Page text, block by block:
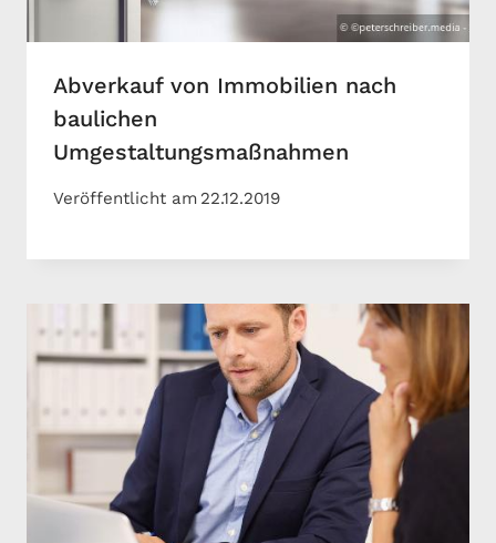
Abverkauf von Immobilien nach
baulichen
Umgestaltungsmaßnahmen
Veröffentlicht am 22.12.2019